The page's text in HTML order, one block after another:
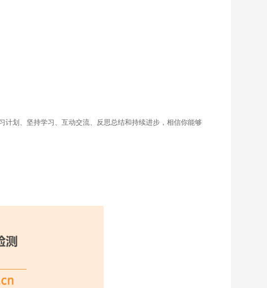
划、坚持学习、互动交流、反思总结和持续进步，相信你能够